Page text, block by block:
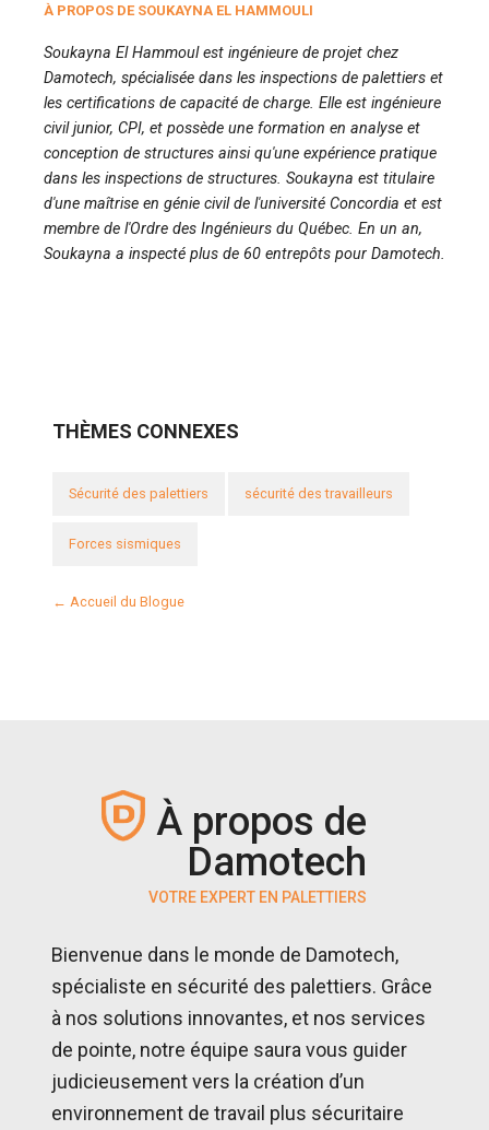
À PROPOS DE SOUKAYNA EL HAMMOULI
Soukayna El Hammoul est ingénieure de projet chez
Damotech, spécialisée dans les inspections de palettiers et
les certifications de capacité de charge. Elle est ingénieure
civil junior, CPI, et possède une formation en analyse et
conception de structures ainsi qu'une expérience pratique
dans les inspections de structures. Soukayna est titulaire
d'une maîtrise en génie civil de l'université Concordia et est
membre de l'Ordre des Ingénieurs du Québec. En un an,
Soukayna a inspecté plus de 60 entrepôts pour Damotech.
THÈMES CONNEXES
Sécurité des palettiers sécurité des travailleurs
Forces sismiques
← Accueil du Blogue
À propos de
Damotech
VOTRE EXPERT EN PALETTIERS
Bienvenue dans le monde de Damotech,
spécialiste en sécurité des palettiers. Grâce
à nos solutions innovantes, et nos services
de pointe, notre équipe saura vous guider
judicieusement vers la création d’un
environnement de travail plus sécuritaire